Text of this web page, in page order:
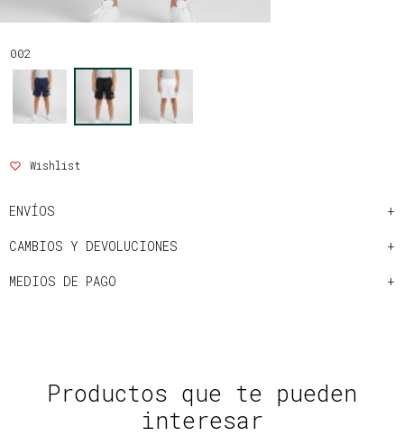
002
ENVÍOS
CAMBIOS Y DEVOLUCIONES
MEDIOS DE PAGO
Productos que te pueden
interesar